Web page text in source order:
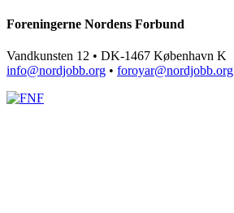
Foreningerne Nordens Forbund
Vandkunsten 12 • DK-1467 København K
info@nordjobb.org • foroyar@nordjobb.org